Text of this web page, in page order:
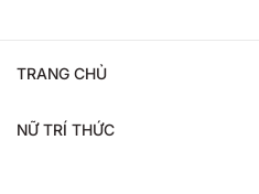
TRANG CHỦ
NỮ TRÍ THỨC